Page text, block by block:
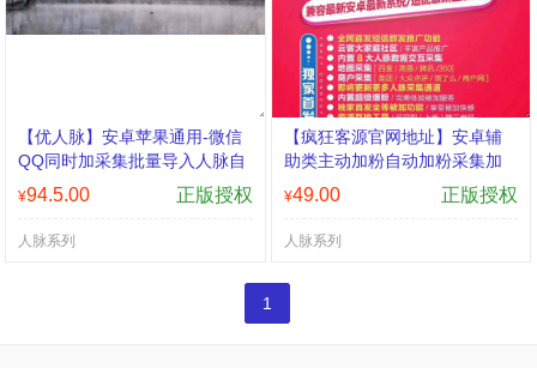
【优人脉】安卓苹果通用-微信
QQ同时加采集批量导入人脉自
动添加营销利器 高端采集自动
¥94.5.00 正版授权
人脉系列
【疯狂客源官网地址】安卓辅
助类主动加粉自动加粉采集加
¥49.00 正版授权
人脉系列
1